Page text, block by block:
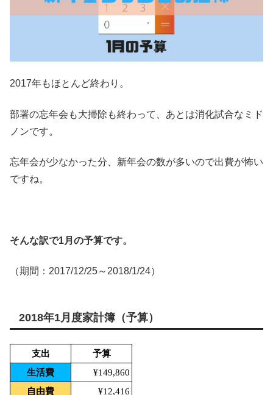
2017年もほとんど終わり。
部署の忘年会も大掃除も終わって、あとは消化試合なミド
ノンです。
忘年会が少なかった分、新年会の数が多いので出費が怖い
ですね。
そんな訳で1月の予算です。
（期間：2017/12/25～2018/1/24）
2018年1月度家計簿（予算）
支出
予算
生活費
¥149,860
自由費
¥12,416